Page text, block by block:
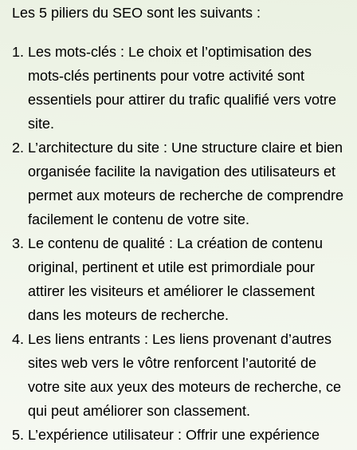
Les 5 piliers du SEO sont les suivants :
Les mots-clés : Le choix et l’optimisation des
mots-clés pertinents pour votre activité sont
essentiels pour attirer du trafic qualifié vers votre
site.
L’architecture du site : Une structure claire et bien
organisée facilite la navigation des utilisateurs et
permet aux moteurs de recherche de comprendre
facilement le contenu de votre site.
Le contenu de qualité : La création de contenu
original, pertinent et utile est primordiale pour
attirer les visiteurs et améliorer le classement
dans les moteurs de recherche.
Les liens entrants : Les liens provenant d’autres
sites web vers le vôtre renforcent l’autorité de
votre site aux yeux des moteurs de recherche, ce
qui peut améliorer son classement.
L’expérience utilisateur : Offrir une expérience